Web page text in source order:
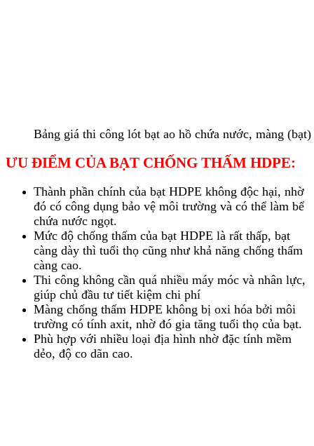
Bảng giá thi công lót bạt ao hồ chứa nước, màng
ƯU ĐIỂM CỦA BẠT CHỐNG THẤM HDPE:
Thành phần chính của bạt HDPE không độc hại, nhờ
đó có công dụng bảo vệ môi trường và có thể làm bể
chứa nước ngọt.
Mức độ chống thấm của bạt HDPE là rất thấp, bạt
càng dày thì tuổi thọ cũng như khả năng chống thấm
càng cao.
Thi công không cần quá nhiều máy móc và nhân lực,
giúp chủ đầu tư tiết kiệm chi phí
Màng chống thấm HDPE không bị oxi hóa bởi môi
trường có tính axit, nhờ đó gia tăng tuổi thọ của bạt.
Phù hợp với nhiều loại địa hình nhờ đặc tính mềm
dẻo, độ co dãn cao.